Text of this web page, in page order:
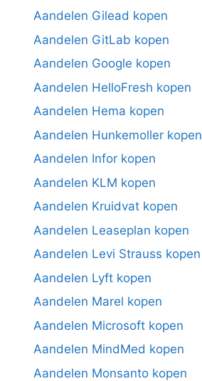
Aandelen Gilead kopen
Aandelen GitLab kopen
Aandelen Google kopen
Aandelen HelloFresh kopen
Aandelen Hema kopen
Aandelen Hunkemoller kopen
Aandelen Infor kopen
Aandelen KLM kopen
Aandelen Kruidvat kopen
Aandelen Leaseplan kopen
Aandelen Levi Strauss kopen
Aandelen Lyft kopen
Aandelen Marel kopen
Aandelen Microsoft kopen
Aandelen MindMed kopen
Aandelen Monsanto kopen